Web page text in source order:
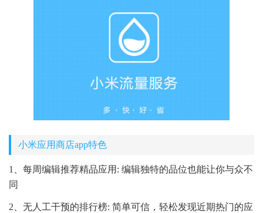
小米应用商店app特色
1、每周编辑推荐精品应用: 编辑独特的品位也能让你与众不
同
2、无人工干预的排行榜: 简单可信，轻松发现近期热门的应